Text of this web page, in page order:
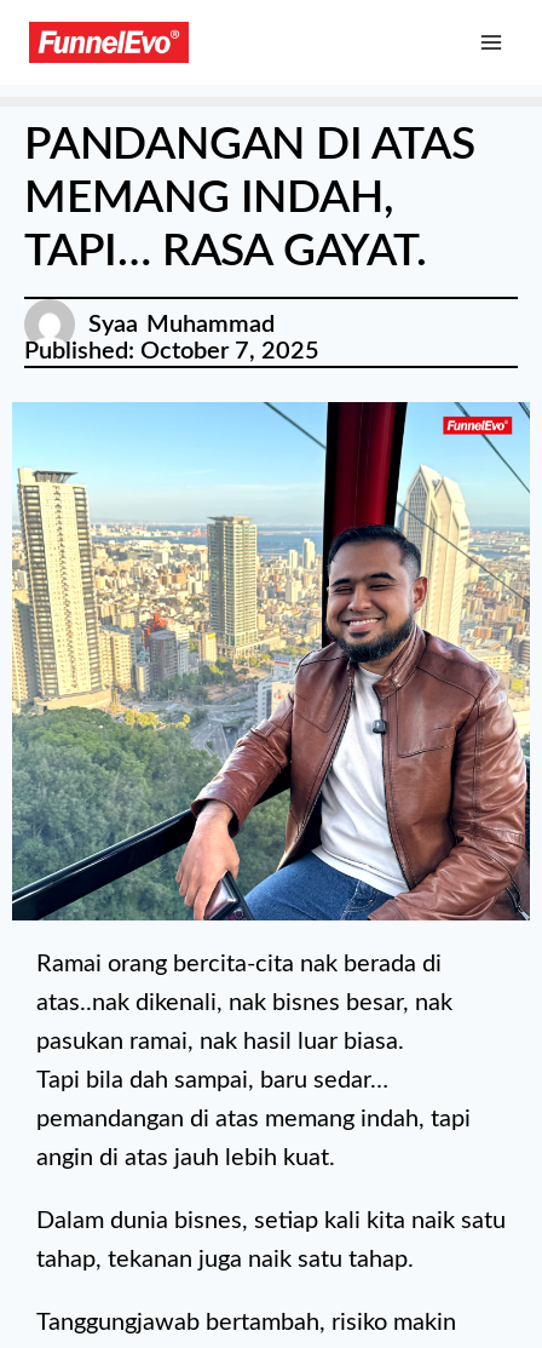
PANDANGAN DI ATAS
MEMANG INDAH,
TAPI… RASA GAYAT.
Syaa Muhammad
Published: October 7, 2025
Ramai orang bercita-cita nak berada di
atas..nak dikenali, nak bisnes besar, nak
pasukan ramai, nak hasil luar biasa.
Tapi bila dah sampai, baru sedar…
pemandangan di atas memang indah, tapi
angin di atas jauh lebih kuat.
Dalam dunia bisnes, setiap kali kita naik satu
tahap, tekanan juga naik satu tahap.
Tanggungjawab bertambah, risiko makin